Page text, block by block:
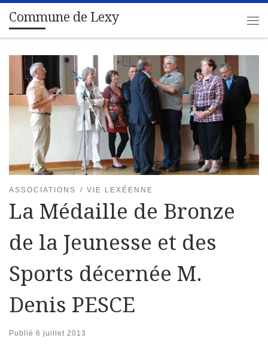
Passer au contenu
Commune de Lexy
ASSOCIATIONS VIE LEXÉENNE
La Médaille de Bronze
de la Jeunesse et des
Sports décernée M.
Denis PESCE
Publié 6 juillet 2013